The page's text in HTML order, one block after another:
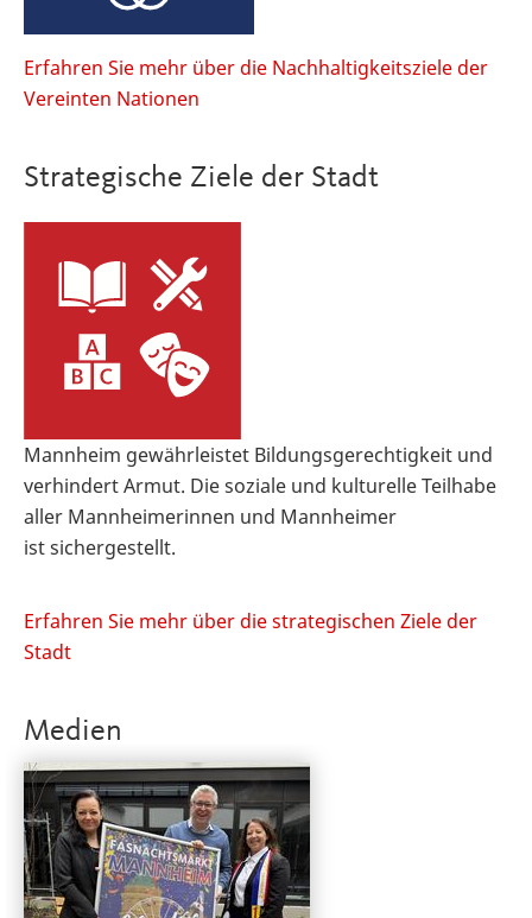
Erfahren Sie mehr über die Nachhaltigkeitsziele der
Vereinten Nationen
Strategische Ziele der Stadt
Mannheim gewährleistet Bildungsgerechtigkeit und
verhindert Armut. Die soziale und kulturelle Teilhabe
aller Mannheimerinnen und Mannheimer
ist sichergestellt.
Erfahren Sie mehr über die strategischen Ziele der
Stadt
Medien